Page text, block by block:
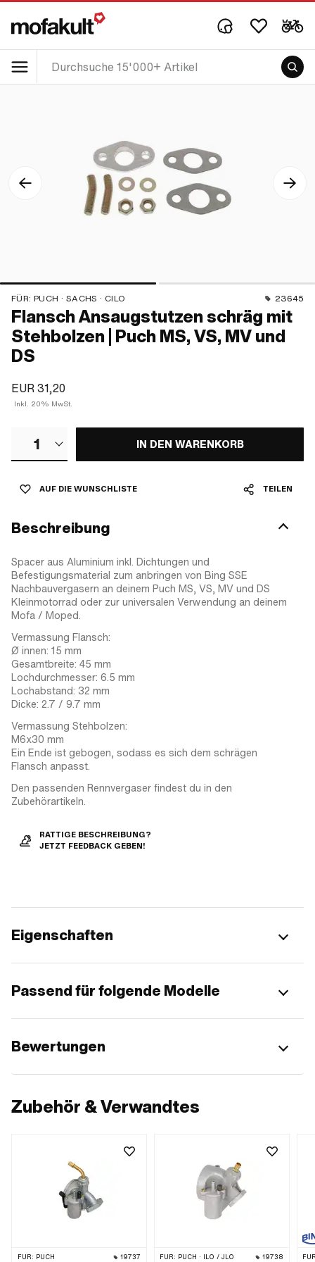
FÜR: PUCH · SACHS · CILO 23645
Flansch Ansaugstutzen schräg mit
Stehbolzen | Puch MS, VS, MV und
DS
EUR 31,20
Inkl. 20% MwSt.
1 IN DEN WARENKORB
AUF DIE WUNSCHLISTE TEILEN
Beschreibung
Spacer aus Aluminium inkl. Dichtungen und
Befestigungsmaterial zum anbringen von Bing SSE
Nachbauvergasern an deinem Puch MS, VS, MV und DS
Kleinmotorrad oder zur universalen Verwendung an deinem
Mofa / Moped.
Vermassung Flansch:
Ø innen: 15 mm
Gesamtbreite: 45 mm
Lochdurchmesser: 6.5 mm
Lochabstand: 32 mm
Dicke: 2.7 / 9.7 mm
Vermassung Stehbolzen:
M6x30 mm
Ein Ende ist gebogen, sodass es sich dem schrägen
Flansch anpasst.
Den passenden Rennvergaser findest du in den
Zubehörartikeln.
RATTIGE BESCHREIBUNG?
JETZT FEEDBACK GEBEN!
Eigenschaften
Passend für folgende Modelle
Bewertungen
Zubehör & Verwandtes
FÜR: PUCH 19737 FÜR: PUCH · ILO / JLO 19738